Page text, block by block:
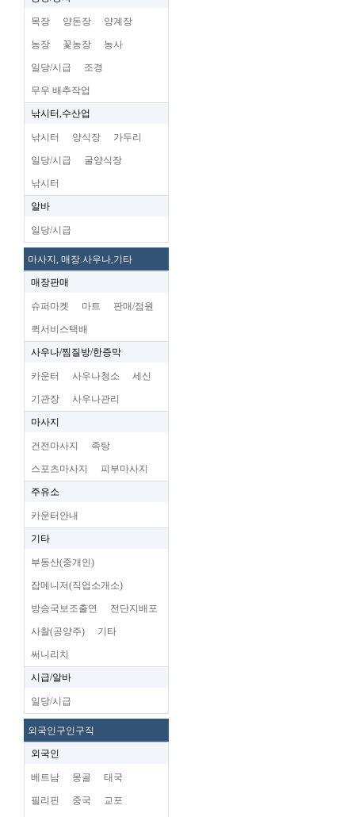
목장 양돈장 양계장
농장 꽃농장 농사
일당/시급 조경
무우 배추작업
낚시터,수산업
낚시터 양식장 가두리
일당/시급 굴양식장
낚시터
알바
일당/시급
마사지, 매장.사우나,기타
매장판매
슈퍼마켓 마트 판매/점원
퀵서비스택배
사우나/찜질방/한증막
카운터 사우나청소 세신
기관장 사우나관리
마사지
건전마사지 족탕
스포츠마사지 피부마사지
주유소
카운터안내
기타
부동산(중개인)
잡메니저(직업소개소)
방송국보조출연 전단지배포
사찰(공양주) 기타
써니리치
시급/알바
일당/시급
외국인구인구직
외국인
베트남 몽골 태국
필리핀 중국 교포